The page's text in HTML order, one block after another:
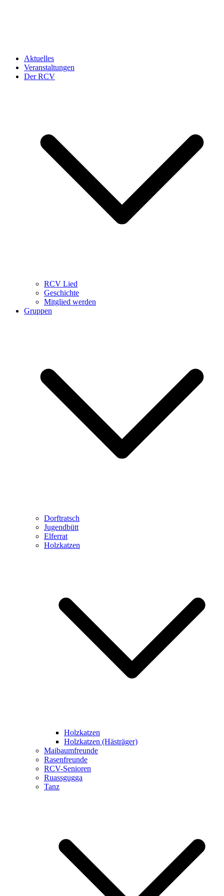
Aktuelles
Veranstaltungen
Der RCV
RCV Lied
Geschichte
Mitglied werden
Gruppen
Dorftratsch
Jugendbütt
Elferrat
Holzkatzen
Holzkatzen
Holzkatzen (Hästräger)
Maibaumfreunde
Rasenfreunde
RCV-Senioren
Ruassgugga
Tanz